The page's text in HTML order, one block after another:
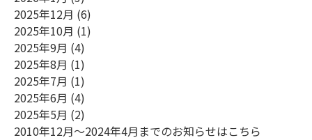
2025年12月 (6)
2025年10月 (1)
2025年9月 (4)
2025年8月 (1)
2025年7月 (1)
2025年6月 (4)
2025年5月 (2)
2010年12月～2024年4月までのお知らせはこちら